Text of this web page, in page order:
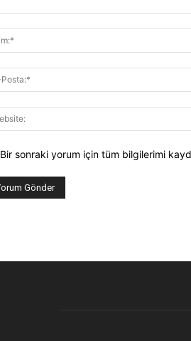
Bir sonraki yorum için tüm bilgilerimi